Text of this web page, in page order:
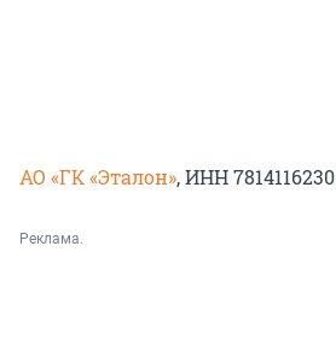
АО «ГК «Эталон», ИНН 7814116230
Реклама.